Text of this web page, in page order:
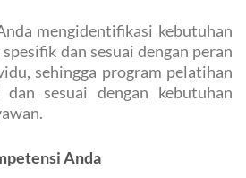
mengidentifikasi kebutuhan
dan sesuai dengan peran
sehingga program pelatihan
sesuai dengan kebutuhan
Anda